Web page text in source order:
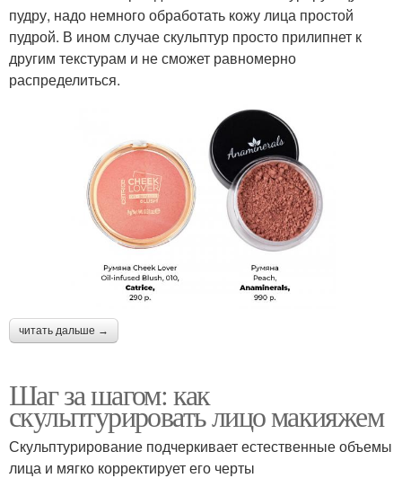
пудру, надо немного обработать кожу лица простой
пудрой. В ином случае скульптур просто прилипнет к
другим текстурам и не сможет равномерно
распределиться.
читать дальше →
Шаг за шагом: как
скульптурировать лицо макияжем
Скульптурирование подчеркивает естественные объемы
лица и мягко корректирует его черты